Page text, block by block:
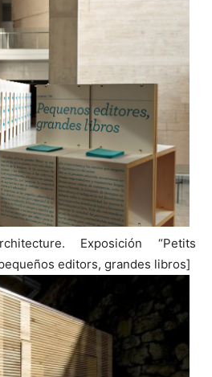
Exposición “Petits
editors, grandes libros]